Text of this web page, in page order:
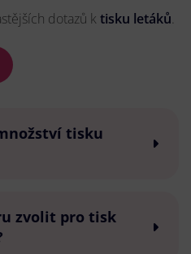
dotazů k tisku letáků.
tisku
zvolit pro tisk